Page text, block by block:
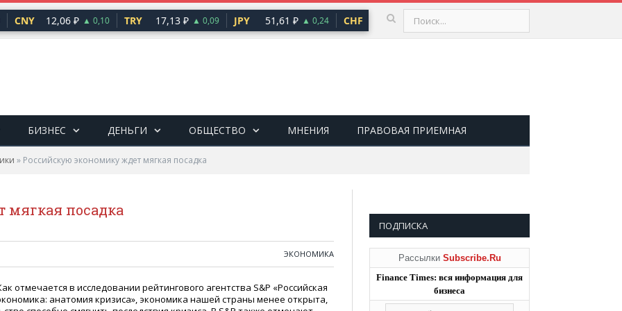
CNY 12,06 ₽ ▲ 0,10 TRY 17,13 ₽ ▲ 0,09 JPY 51,61 ₽ ▲ 0,24 CHF 100,66 ₽ ▲ 0,73
БИЗНЕС ДЕНЬГИ ОБЩЕСТВО МНЕНИЯ ПРАВОВАЯ ПРИЕМНАЯ
» Российскую экономику ждет мягкая посадка
мягкая посадка
ЭКОНОМИКА
отмечается в исследовании рейтингового агентства S&P «Российская
анатомия кризиса», экономика нашей страны менее открыта,
ПОДПИСКА
Рассылки Subscribe.Ru
Finance Times: вся информация для
бизнеса